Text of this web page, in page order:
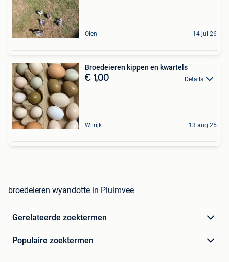
Olen 14 jul 26
Broedeieren kippen en kwartels
€ 1,00 Details
Wilrijk 13 aug 25
broedeieren wyandotte in Pluimvee
Gerelateerde zoektermen
Populaire zoektermen